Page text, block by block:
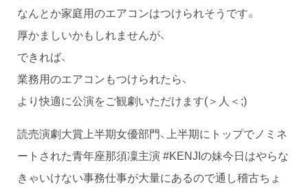
なんとか家庭用のエアコンはつけられそうです。
厚かましいかもしれませんが、
できれば、
業務用のエアコンもつけられたら、
より快適に公演をご観劇いただけます(＞人＜;)
読売演劇大賞上半期女優部門、上半期にトップでノミネ
ートされた青年座那須凜主演 #KENJIの妹今日はやらな
きゃいけない事務仕事が大量にあるので通し稽古ちょ